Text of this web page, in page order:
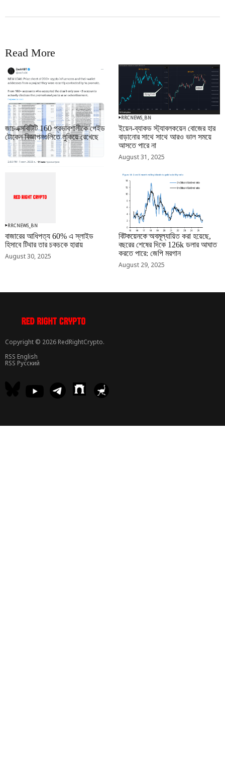
Read More
RRCNEWS_BN
জাচএক্সবিটিটি 160 প্রভাবশালীকে পেইড
টোকেন বিজ্ঞাপনগুলিতে লুকিয়ে রেখেছে
September 01, 2025
RRCNEWS_BN
ইয়েন-ব্যাকড স্ট্যাবলকয়েন বোজের হার
বাড়ানোর সাথে সাথে আরও ভাল সময়ে
আসতে পারে না
August 31, 2025
RRCNEWS_BN
বাজারের আধিপত্য 60% এ স্লাইড
হিসাবে টিথার তার চকচকে হারায়
August 30, 2025
RRCNEWS_BN
বিটকয়েনকে অবমূল্যায়িত করা হয়েছে,
বছরের শেষের দিকে 126k ডলার আঘাত
করতে পারে: জেপি মরগান
August 29, 2025
Copyright © 2026 RedRightCrypto.
RSS English
RSS Русский